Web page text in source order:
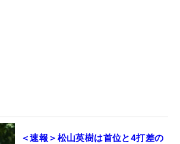
＜速報＞松山英樹は首位と4打差の